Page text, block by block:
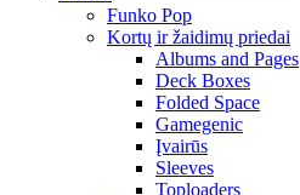
Funko Pop
Kortų ir žaidimų priedai
Albums and Pages
Deck Boxes
Folded Space
Gamegenic
Įvairūs
Sleeves
Toploaders